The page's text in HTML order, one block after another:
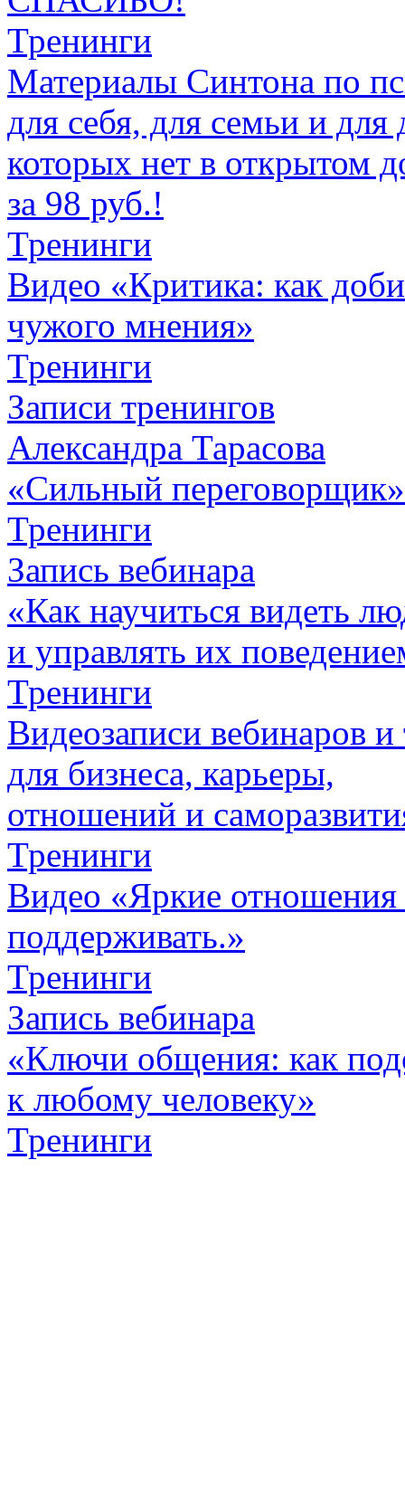
Тренинги
Материалы Синтона по
для себя, для семьи и для
которых нет в открытом
за 98 руб.!
Тренинги
Видео «Критика: как
чужого мнения»
Тренинги
Записи тренингов
Александра Тарасова
«Сильный переговорщик»
Тренинги
Запись вебинара
«Как научиться видеть
и управлять их
Тренинги
Видеозаписи
для бизнеса, карьеры,
отношений и
Тренинги
Видео «Яркие
поддерживать.»
Тренинги
Запись вебинара
«Ключи общения: как
к любому человеку»
Тренинги